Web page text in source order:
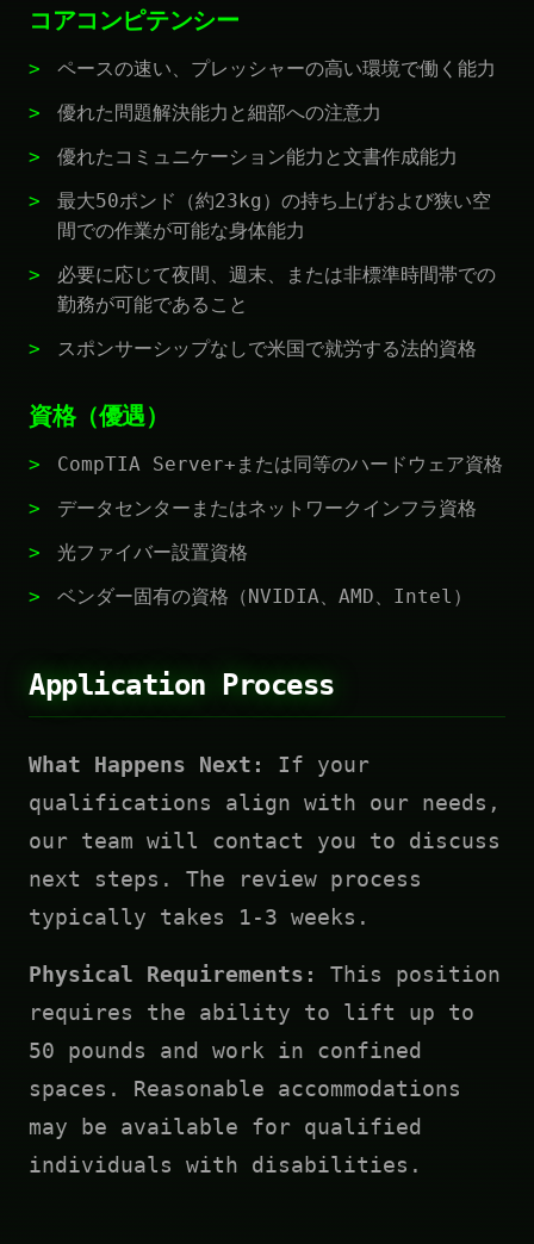
コアコンピテンシー
ペースの速い、プレッシャーの高い環境で働く能力
優れた問題解決能力と細部への注意力
優れたコミュニケーション能力と文書作成能力
最大50ポンド（約23kg）の持ち上げおよび狭い空
間での作業が可能な身体能力
必要に応じて夜間、週末、または非標準時間帯での
勤務が可能であること
スポンサーシップなしで米国で就労する法的資格
資格（優遇）
CompTIA Server+または同等のハードウェア資格
データセンターまたはネットワークインフラ資格
光ファイバー設置資格
ベンダー固有の資格（NVIDIA、AMD、Intel）
Application Process
What Happens Next:
If your
qualifications align with our needs,
our team will contact you to discuss
next steps. The review process
typically takes 1-3 weeks.
Physical Requirements:
This position
requires the ability to lift up to
50 pounds and work in confined
spaces. Reasonable accommodations
may be available for qualified
individuals with disabilities.